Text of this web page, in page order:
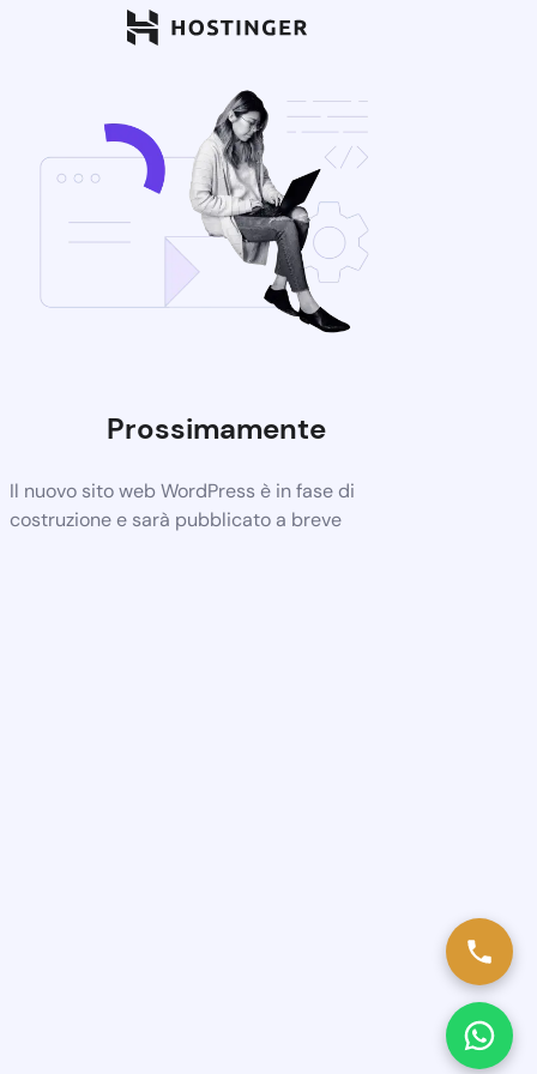
Prossimamente
Il nuovo sito web WordPress è in fase di
costruzione e sarà pubblicato a breve